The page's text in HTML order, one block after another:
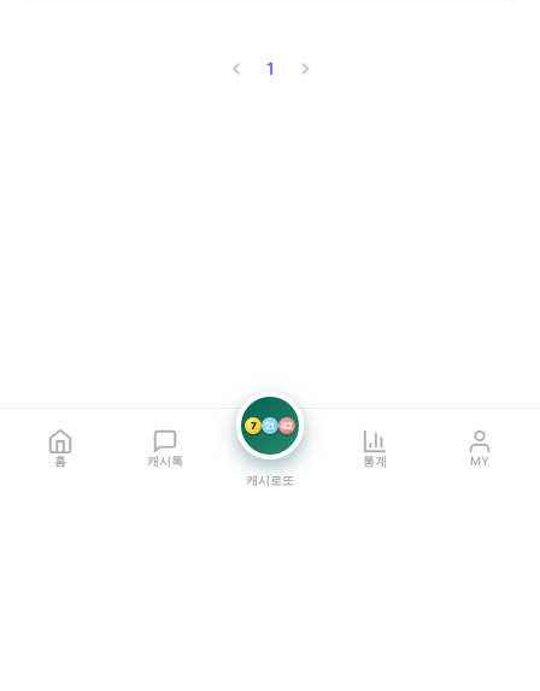
1
홈 캐시톡
7 21 42
캐시로또
통계 MY